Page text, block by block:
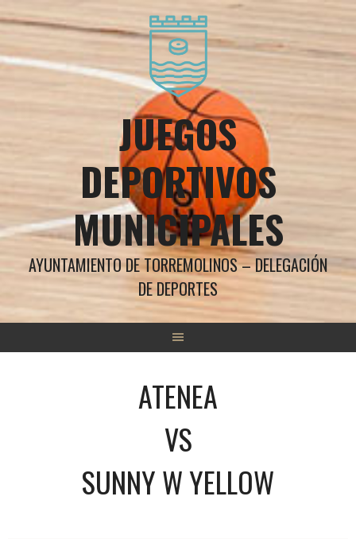
al
JUEGOS
DEPORTIVOS
MUNICIPALES
AYUNTAMIENTO DE TORREMOLINOS – DELEGACIÓN
DE DEPORTES
ATENEA
VS
SUNNY W YELLOW